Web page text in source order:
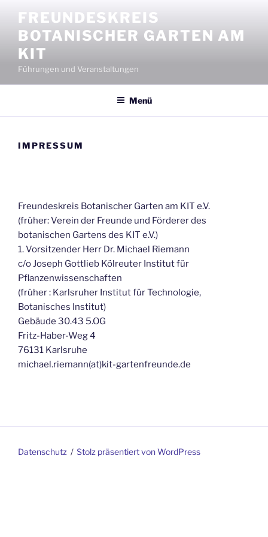
Inhalt
springen
FREUNDESKREIS
BOTANISCHER GARTEN AM
KIT
Führungen und Veranstaltungen
Menü
IMPRESSUM
Freundeskreis Botanischer Garten am KIT e.V.
(früher: Verein der Freunde und Förderer des
botanischen Gartens des KIT e.V.)
1. Vorsitzender Herr Dr. Michael Riemann
c/o Joseph Gottlieb Kölreuter Institut für
Pflanzenwissenschaften
(früher : Karlsruher Institut für Technologie,
Botanisches Institut)
Gebäude 30.43 5.OG
Fritz-Haber-Weg 4
76131 Karlsruhe
michael.riemann(at)kit-gartenfreunde.de
Datenschutz Stolz präsentiert von WordPress